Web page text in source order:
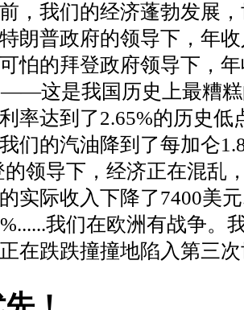
，我们的经济蓬勃发展
朗普政府的领导下，年
怕的拜登政府领导下，
——这是我国历史上最糟
率达到了2.65%的历史低
们的汽油降到了每加仑
的领导下，经济正在混乱
实际收入下降了7400美
我们在欧洲有战争。
在跌跌撞撞地陷入第三